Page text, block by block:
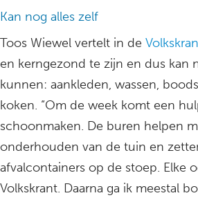
Kan nog alles zelf
Toos Wiewel vertelt in de
en kerngezond te zijn en dus kan
kunnen: aankleden, wassen,
koken. “Om de week komt een
schoonmaken. De buren helpen
onderhouden van de tuin en
afvalcontainers op de stoep. Elke
Volkskrant. Daarna ga ik meestal